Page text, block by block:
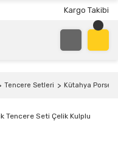
Kargo Takibi
Tencere Setleri Kütahya